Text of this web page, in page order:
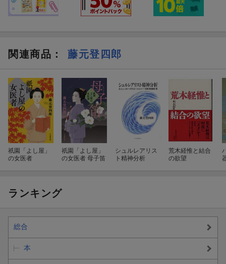
関連商品 ： 藤元登四郎
祇園「よし屋」
の女医者
祇園「よし屋」
の女医者 母子笛
シュルレアリス
ト精神分析
荒木経惟と結合
の欲望
ランキング
総合
本